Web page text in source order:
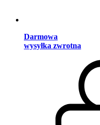
Darmowa
wysyłka zwrotna